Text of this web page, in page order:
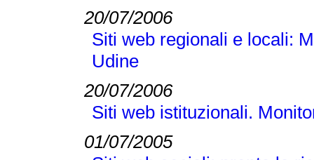
20/07/2006
Siti web regionali e locali:
Udine
20/07/2006
Siti web istituzionali.
01/07/2005